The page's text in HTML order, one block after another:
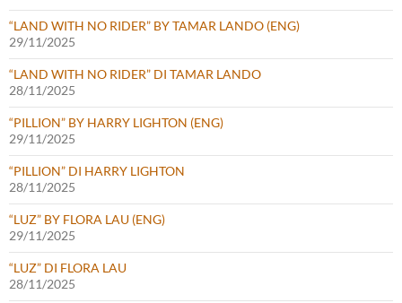
“LAND WITH NO RIDER” BY TAMAR LANDO (ENG)
29/11/2025
“LAND WITH NO RIDER” DI TAMAR LANDO
28/11/2025
“PILLION” BY HARRY LIGHTON (ENG)
29/11/2025
“PILLION” DI HARRY LIGHTON
28/11/2025
“LUZ” BY FLORA LAU (ENG)
29/11/2025
“LUZ” DI FLORA LAU
28/11/2025